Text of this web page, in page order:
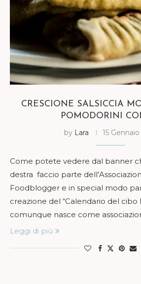
CRESCIONE SALSICCIA
POMODORINI
by Lara 15 Gennaio
Come potete vedere dal banner
destra faccio parte
Foodblogger e in special modo
creazione del “Calendario del cibo
comunque nasce come
Leggi di più